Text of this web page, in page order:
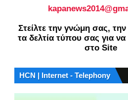
Στείλτε την γνώμη σας,
τα δελτία τύπου σας για
στο Site
HCN | Internet - Telephony